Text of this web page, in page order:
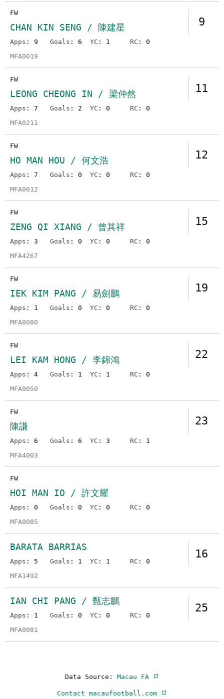
9
FW
CHAN KIN SENG / 陳建星
Apps : 9 Goals : 6 YC : 1 RC : 0
MFA0019
11
FW
LEONG CHEONG IN / 梁仲然
Apps : 7 Goals : 2 YC : 0 RC : 0
MFA0211
12
FW
HO MAN HOU / 何文浩
Apps : 7 Goals : 0 YC : 0 RC : 0
MFA0012
15
FW
ZENG QI XIANG / 曾其祥
Apps : 3 Goals : 0 YC : 0 RC : 0
MFA4267
19
FW
IEK KIM PANG / 易劍鵬
Apps : 1 Goals : 0 YC : 0 RC : 0
MFA0080
22
FW
LEI KAM HONG / 李錦鴻
Apps : 4 Goals : 1 YC : 1 RC : 0
MFA0050
23
FW
陳謙
Apps : 6 Goals : 6 YC : 3 RC : 1
MFA4003
FW
HOI MAN IO / 許文耀
Apps : 0 Goals : 0 YC : 0 RC : 0
MFA0085
16
BARATA BARRIAS
Apps : 5 Goals : 1 YC : 1 RC : 0
MFA1492
25
IAN CHI PANG / 甄志鵬
Apps : 1 Goals : 0 YC : 0 RC : 0
MFA0081
Data Source: Macau FA
Contact macaufootball.com